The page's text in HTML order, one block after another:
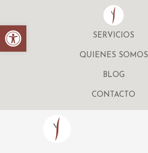
Abrir barra de herramientasSERVICIOS
QUIENES SOMOS
BLOG
CONTACTO